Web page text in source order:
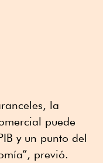
la
puede
y un punto del
previó.